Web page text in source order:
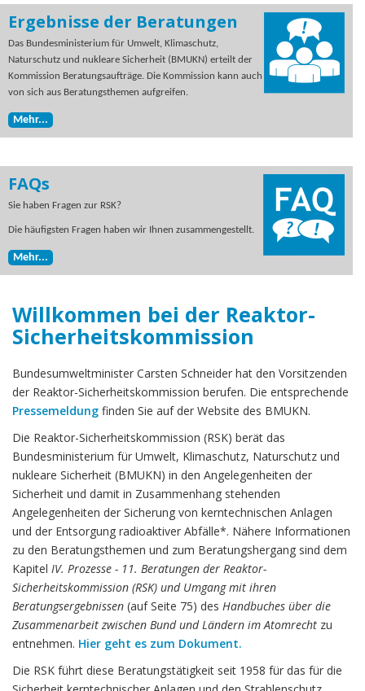
Ergebnisse der Beratungen
Das Bundesministerium für Umwelt, Klimaschutz,
Naturschutz und nukleare Sicherheit (BMUKN) erteilt der
Kommission Beratungsaufträge. Die Kommission kann auch
von sich aus Beratungsthemen aufgreifen.
Mehr...
FAQs
Sie haben Fragen zur RSK?
Die häufigsten Fragen haben wir Ihnen zusammengestellt.
Mehr...
Willkommen bei der Reaktor-
Sicherheitskommission
Bundesumweltminister Carsten Schneider hat den Vorsitzenden
der Reaktor-Sicherheitskommission berufen. Die entsprechende
Pressemeldung finden Sie auf der Website des BMUKN.
Die Reaktor-Sicherheitskommission (RSK) berät das
Bundesministerium für Umwelt, Klimaschutz, Naturschutz und
nukleare Sicherheit (BMUKN) in den Angelegenheiten der
Sicherheit und damit in Zusammenhang stehenden
Angelegenheiten der Sicherung von kerntechnischen Anlagen
und der Entsorgung radioaktiver Abfälle*. Nähere Informationen
zu den Beratungsthemen und zum Beratungshergang sind dem
Kapitel IV. Prozesse - 11. Beratungen der Reaktor-
Sicherheitskommission (RSK) und Umgang mit ihren
Beratungsergebnissen (auf Seite 75) des Handbuches über die
Zusammenarbeit zwischen Bund und Ländern im Atomrecht zu
entnehmen. Hier geht es zum Dokument.
Die RSK führt diese Beratungstätigkeit seit 1958 für das für die